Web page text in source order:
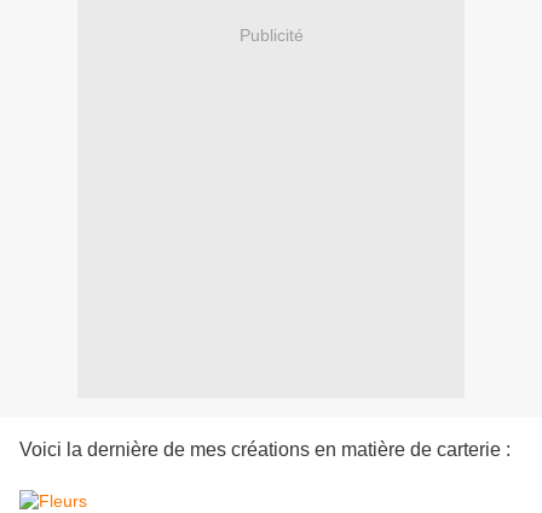
Publicité
Voici la dernière de mes créations en matière de carterie :